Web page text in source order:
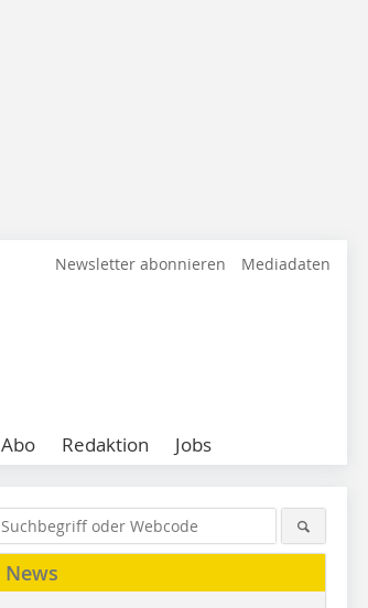
Newsletter abonnieren Mediadaten
Abo Redaktion Jobs
News